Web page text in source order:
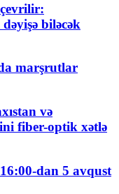
biləcək
marşrutlar
və
fiber-optik xətlə
dan 5 avqust